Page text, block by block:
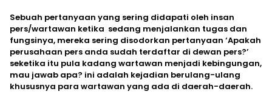
Sebuah pertanyaan yang sering didapati oleh insan
pers/wartawan ketika sedang menjalankan tugas dan
fungsinya, mereka sering disodorkan pertanyaan ‘Apakah
perusahaan pers anda sudah terdaftar di dewan pers?’
seketika itu pula kadang wartawan menjadi kebingungan,
mau jawab apa? ini adalah kejadian berulang-ulang
khususnya para wartawan yang ada di daerah-daerah.